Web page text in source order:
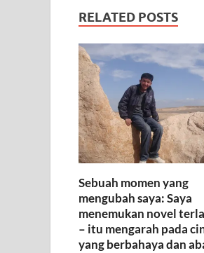
RELATED POSTS
Sebuah momen yang
mengubah saya: Saya
menemukan novel
– itu mengarah pada
yang berbahaya dan